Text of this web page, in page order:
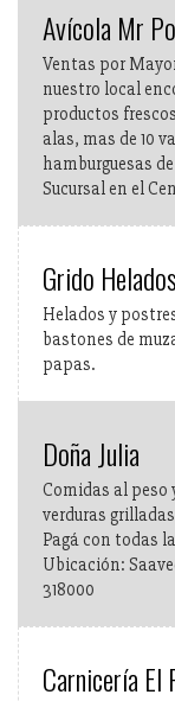
Avícola Mr
Ventas por
nuestro local
productos
alas, mas de 10
hamburguesas
Sucursal en el
Grido Helados
Helados y
bastones de
papas.
Doña Julia
Comidas al
verduras
Pagá con todas
Ubicación:
318000
Carnicería El